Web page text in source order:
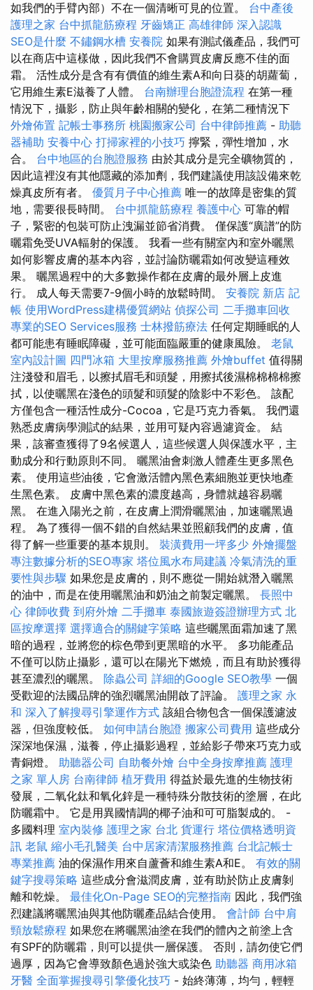
如我們的手臂內部）不在一個清晰可見的位置。 台中產後
護理之家 台中抓龍筋療程 牙齒矯正 高雄律師 深入認識
SEO是什麼 不鏽鋼水槽 安養院 如果有測試儀產品，我們可
以在商店中這樣做，因此我們不會購買皮膚反應不佳的面
霜。 活性成分是含有有價值的維生素A和向日葵的胡蘿蔔，
它用維生素E滋養了人體。 台南辦理台胞證流程 在第一種
情況下，攝影，防止與年齡相關的變化，在第二種情況下
外燴佈置 記帳士事務所 桃園搬家公司 台中律師推薦 - 助聽
器補助 安養中心 打掃家裡的小技巧 擰緊，彈性增加，水
合。 台中地區的台胞證服務 由於其成分是完全礦物質的，
因此這裡沒有其他隱藏的添加劑，我們建議使用該設備來乾
燥真皮所有者。 優質月子中心推薦 唯一的故障是密集的質
地，需要很長時間。 台中抓龍筋療程 養護中心 可靠的帽
子，緊密的包裝可防止洩漏並節省消費。 僅保護“廣譜”的防
曬霜免受UVA輻射的保護。 我看一些有關室內和室外曬黑
如何影響皮膚的基本內容，並討論防曬霜如何改變這種效
果。 曬黑過程中的大多數操作都在皮膚的最外層上皮進
行。 成人每天需要7-9個小時的放鬆時間。 安養院 新店 記
帳 使用WordPress建構優質網站 偵探公司 二手攤車回收
專業的SEO Services服務 士林撥筋療法 任何定期睡眠的人
都可能患有睡眠障礙，並可能面臨嚴重的健康風險。 老鼠
室內設計圖 四門冰箱 大里按摩服務推薦 外燴buffet 值得關
注淺發和眉毛，以擦拭眉毛和頭髮，用擦拭後濕棉棉棉棉擦
拭，以使曬黑在淺色的頭髮和頭髮的陰影中不彩色。 該配
方僅包含一種活性成分-Cocoa，它是巧克力香氣。 我們還
熟悉皮膚病學測試的結果，並用可疑內容過濾資金。 結
果，該審查獲得了9名候選人，這些候選人與保護水平，主
動成分和行動原則不同。 曬黑油會刺激人體產生更多黑色
素。 使用這些油後，它會激活體內黑色素細胞並更快地產
生黑色素。 皮膚中黑色素的濃度越高，身體就越容易曬
黑。 在進入陽光之前，在皮膚上潤滑曬黑油，加速曬黑過
程。 為了獲得一個不錯的自然結果並照顧我們的皮膚，值
得了解一些重要的基本規則。 裝潢費用一坪多少 外燴擺盤
專注數據分析的SEO專家 塔位風水布局建議 冷氣清洗的重
要性與步驟 如果您是皮膚的，則不應從一開始就潛入曬黑
的油中，而是在使用曬黑油和奶油之前製定曬黑。 長照中
心 律師收費 到府外燴 二手攤車 泰國旅遊簽證辦理方式 北
區按摩選擇 選擇適合的關鍵字策略 這些曬黑面霜加速了黑
暗的過程，並將您的棕色帶到更黑暗的水平。 多功能產品
不僅可以防止攝影，還可以在陽光下燃燒，而且有助於獲得
甚至濃烈的曬黑。 除蟲公司 詳細的Google SEO教學 一個
受歡迎的法國品牌的強烈曬黑油開啟了評論。 護理之家 永
和 深入了解搜尋引擎運作方式 該組合物包含一個保護濾波
器，但強度較低。 如何申請台胞證 搬家公司費用 這些成分
深深地保濕，滋養，停止攝影過程，並給影子帶來巧克力或
青銅燈。 助聽器公司 自助餐外燴 台中全身按摩推薦 護理
之家 單人房 台南律師 植牙費用 得益於最先進的生物技術
發展，二氧化鈦和氧化鋅是一種特殊分散技術的塗層，在此
防曬霜中。 它是用異國情調的椰子油和可可脂製成的。 -
多國料理 室內裝修 護理之家 台北 貨運行 塔位價格透明資
訊 老鼠 縮小毛孔醫美 台中居家清潔服務推薦 台北記帳士
專業推薦 油的保濕作用來自蘆薈和維生素A和E。 有效的關
鍵字搜尋策略 這些成分會滋潤皮膚，並有助於防止皮膚剝
離和乾燥。 最佳化On-Page SEO的完整指南 因此，我們強
烈建議將曬黑油與其他防曬產品結合使用。 會計師 台中肩
頸放鬆療程 如果您在將曬黑油塗在我們的體內之前塗上含
有SPF的防曬霜，則可以提供一層保護。 否則，請勿使它們
過厚，因為它會導致顏色過於強大或染色 助聽器 商用冰箱
牙醫 全面掌握搜尋引擎優化技巧 - 始終薄薄，均勻，輕輕